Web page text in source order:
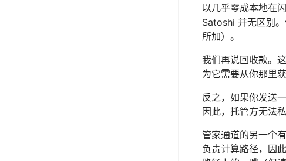
以几乎零成本地在
Satoshi 并无区别。
所加）。
我们再说回收款。
为它需要从你那里
反之，如果你发送
因此，托管方无法
管家通道的另一个
负责计算路径，因